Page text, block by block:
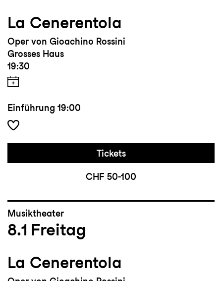
La Cenerentola
Oper von Gioachino Rossini
Grosses Haus
19:30
Einführung 19:00
Tickets
CHF 50-100
Musiktheater
8.1 Freitag
La Cenerentola